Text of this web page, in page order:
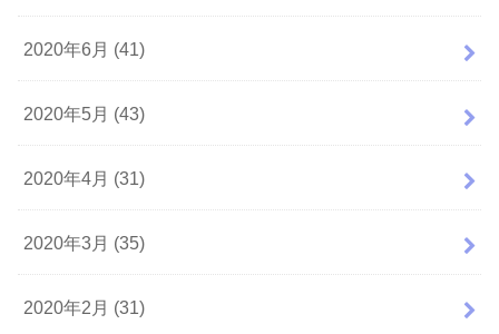
2020年6月 (41)
2020年5月 (43)
2020年4月 (31)
2020年3月 (35)
2020年2月 (31)